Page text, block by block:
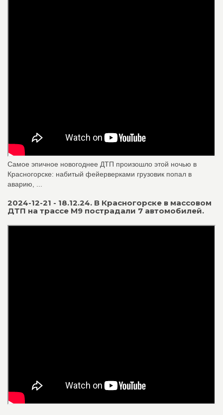
Самое эпичное новогоднее ДТП произошло этой ночью в
Красногорске: набитый фейерверками грузовик попал в
аварию, ...
2024-12-21 - 18.12.24. В Красногорске в массовом
ДТП на трассе М9 пострадали 7 автомобилей.